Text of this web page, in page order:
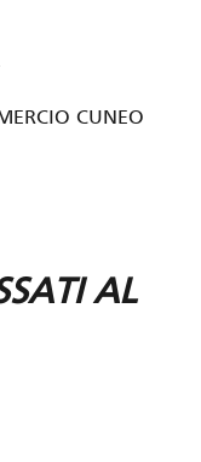
CUNEO
AL